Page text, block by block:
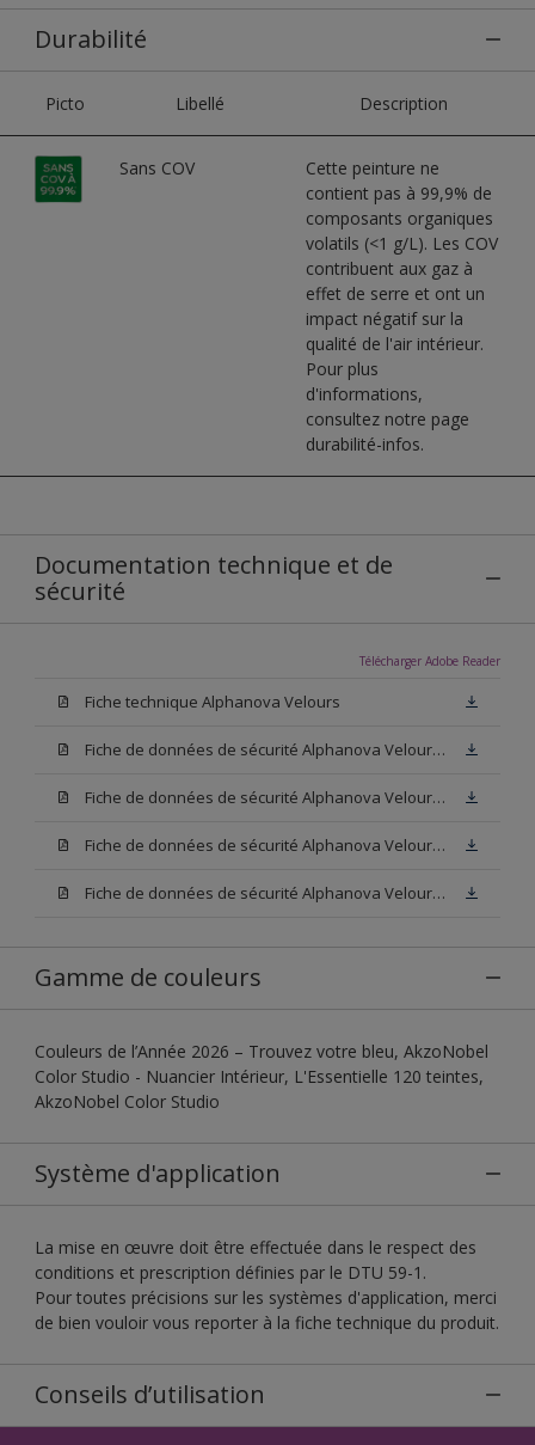
Durabilité
Picto Libellé Description
Sans COV
Cette peinture ne
contient pas à 99,9% de
composants organiques
volatils (<1 g/L). Les COV
contribuent aux gaz à
effet de serre et ont un
impact négatif sur la
qualité de l'air intérieur.
Pour plus
d'informations,
consultez notre page
durabilité-infos.
Documentation technique et de
sécurité
Télécharger Adobe Reader
Fiche technique Alphanova Velours
Fiche de données de sécurité Alphanova Velours Base W05
Fiche de données de sécurité Alphanova Velours Base M15
Fiche de données de sécurité Alphanova Velours Base N00
Fiche de données de sécurité Alphanova Velours Blanc
Gamme de couleurs
Couleurs de l’Année 2026 – Trouvez votre bleu, AkzoNobel
Color Studio - Nuancier Intérieur, L'Essentielle 120 teintes,
AkzoNobel Color Studio
Système d'application
La mise en œuvre doit être effectuée dans le respect des
conditions et prescription définies par le DTU 59-1.
Pour toutes précisions sur les systèmes d'application, merci
de bien vouloir vous reporter à la fiche technique du produit.
Conseils d’utilisation